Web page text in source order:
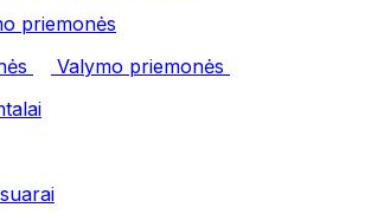
priemonės
Valymo priemonės